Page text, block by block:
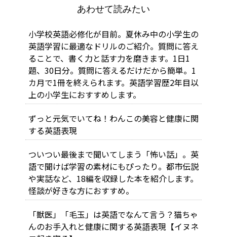
あわせて読みたい
小学校英語必修化が目前。夏休み中の小学生の
英語学習に最適なドリルのご紹介。質問に答え
ることで、書く力と話す力を磨きます。1日1
題、30日分。質問に答えるだけだから簡単。1
カ月で1冊を終えられます。英語学習歴2年目以
上の小学生におすすめします。
ずっと元気でいてね！わんこの美容と健康に関
する英語表現
ついつい最後まで聞いてしまう「怖い話」。英
語で聞けば学習の素材にもぴったり。都市伝説
や実話など、18編を収録した本を紹介します。
怪談が好きな方におすすめ。
「獣医」「毛玉」は英語でなんて言う？猫ちゃ
んのお手入れと健康に関する英語表現【イヌネ